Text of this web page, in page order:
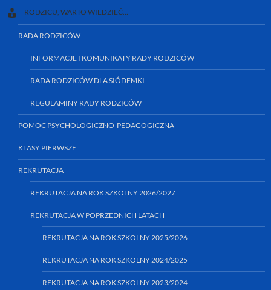
RODZICU, WARTO WIEDZIEĆ…
RADA RODZICÓW
INFORMACJE I KOMUNIKATY RADY RODZICÓW
RADA RODZICÓW DLA SIÓDEMKI
REGULAMINY RADY RODZICÓW
POMOC PSYCHOLOGICZNO-PEDAGOGICZNA
KLASY PIERWSZE
REKRUTACJA
REKRUTACJA NA ROK SZKOLNY 2026/2027
REKRUTACJA W POPRZEDNICH LATACH
REKRUTACJA NA ROK SZKOLNY 2025/2026
REKRUTACJA NA ROK SZKOLNY 2024/2025
REKRUTACJA NA ROK SZKOLNY 2023/2024